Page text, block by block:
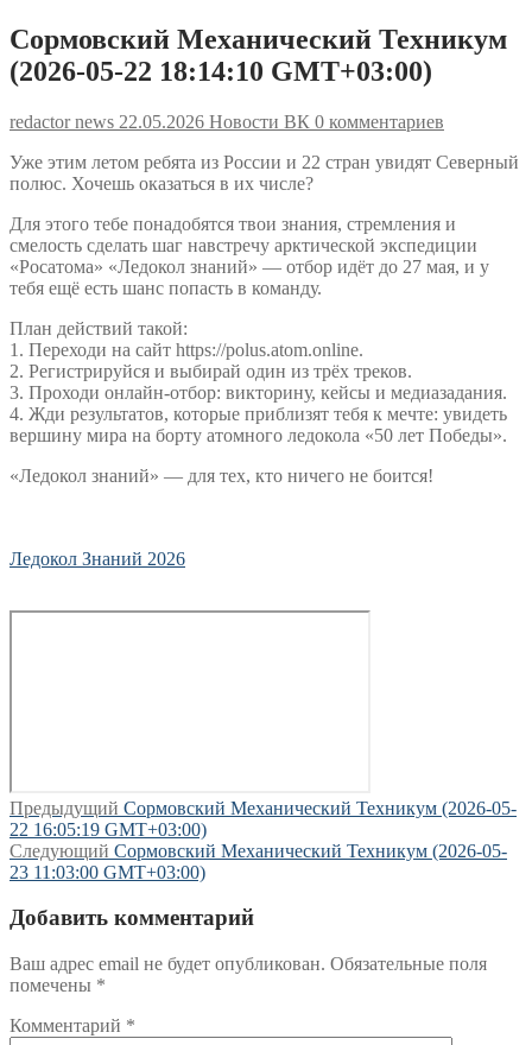
Сормовский Механический Техникум
(2026-05-22 18:14:10 GMT+03:00)
redactor news 22.05.2026 Новости ВК 0 комментариев
Уже этим летом ребята из России и 22 стран увидят Северный
полюс. Хочешь оказаться в их числе?
Для этого тебе понадобятся твои знания, стремления и
смелость сделать шаг навстречу арктической экспедиции
«Росатома» «Ледокол знаний» — отбор идёт до 27 мая, и у
тебя ещё есть шанс попасть в команду.
План действий такой:
1. Переходи на сайт https://polus.atom.online.
2. Регистрируйся и выбирай один из трёх треков.
3. Проходи онлайн-отбор: викторину, кейсы и медиазадания.
4. Жди результатов, которые приблизят тебя к мечте: увидеть
вершину мира на борту атомного ледокола «50 лет Победы».
«Ледокол знаний» — для тех, кто ничего не боится!
Ледокол Знаний 2026
Навигация
по
записям
Предыдущий Предыдущая
запись:
Сормовский Механический Техникум (2026-05-
22 16:05:19 GMT+03:00)
Следующий Следующая
запись:
Сормовский Механический Техникум (2026-05-
23 11:03:00 GMT+03:00)
Добавить комментарий
Ваш адрес email не будет опубликован. Обязательные поля
помечены *
Комментарий *